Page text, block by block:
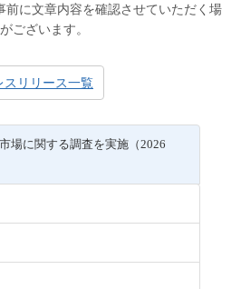
に文章内容を確認させていただく場
ございます。
スリリース一覧
場に関する調査を実施（2026